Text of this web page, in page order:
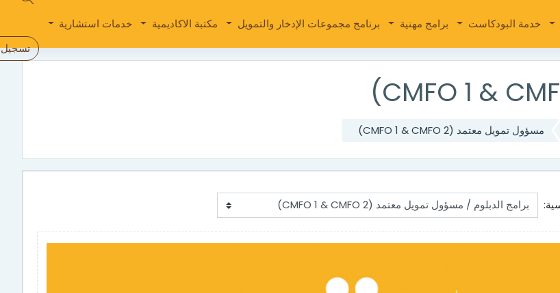
خدمة البودكاست برامج مهنية برنامج مجموعات الإدخار والتمويل مكتبة الاكاديمية
خدمات استشارية
مسؤول تمويل معتمد (CMFO 1 & CMFO 2)